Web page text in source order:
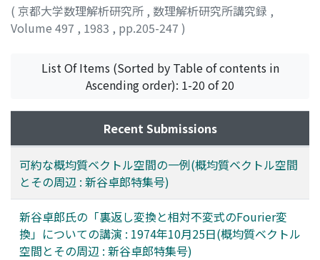
( 京都大学数理解析研究所 , 数理解析研究所講究録 ,
Volume 497 , 1983 , pp.205-247 )
List Of Items (Sorted by Table of contents in
Ascending order): 1-20 of 20
Recent Submissions
可約な概均質ベクトル空間の一例(概均質ベクトル空間
とその周辺 : 新谷卓郎特集号)
新谷卓郎氏の「裏返し変換と相対不変式のFourier変
換」についての講演 : 1974年10月25日(概均質ベクトル
空間とその周辺 : 新谷卓郎特集号)